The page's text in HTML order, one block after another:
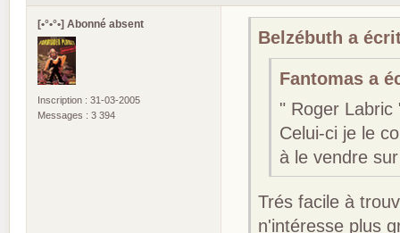
[•°•°•] Abonné absent
Inscription : 31-03-2005
Messages : 3 394
Belzébuth a
Fantomas a
" Roger Labric
Celui-ci je le
à le vendre
Trés facile à
n'intéresse plus